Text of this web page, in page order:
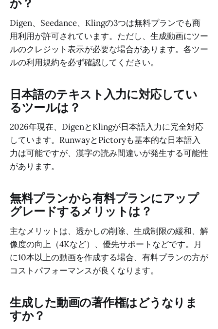
か？
Digen、Seedance、Klingの3つは無料プランでも商
用利用が許可されています。ただし、生成動画にツー
ルのクレジット表示が必要な場合があります。各ツー
ルの利用規約を必ず確認してください。
日本語のテキスト入力に対応してい
るツールは？
2026年現在、DigenとKlingが日本語入力に完全対応
しています。RunwayとPictoryも基本的な日本語入
力は可能ですが、漢字の読み間違いが発生する可能性
があります。
無料プランから有料プランにアップ
グレードするメリットは？
主なメリットは、透かしの削除、生成制限の緩和、解
像度の向上（4Kなど）、優先サポートなどです。月
に10本以上の動画を作成する場合、有料プランの方が
コストパフォーマンスが良くなります。
生成した動画の著作権はどうなりま
すか？